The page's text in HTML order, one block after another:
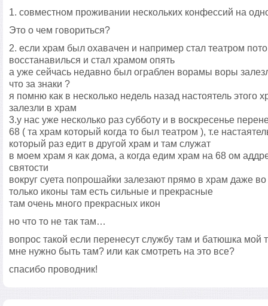
1. совместном проживании нескольких конфессий на
Это о чем говориться?
2. если храм был охавачен и например стал театром
восстанавилься и стал храмом опять
а уже сейчась недавно был ограблен ворамы воры
что за знаки ?
я помню как в несколько недель назад настоятель этого
залезли в храм
3.у нас уже несколько раз субботу и в воскресенье
68 ( та храм который когда то был театром ), т.е
который раз едит в другой храм и там служат
в моем храм я как дома, а когда едим храм на 68 ом
святости
вокруг суета попрошайки залезают прямо в храм даже во
только иконы там есть сильные и прекрасные
там очень много прекрасных икон
но что то не так там…
вопрос такой если перенесут службу там и батюшка мой
мне нужно быть там? или как смотреть на это все?
спасибо проводник!